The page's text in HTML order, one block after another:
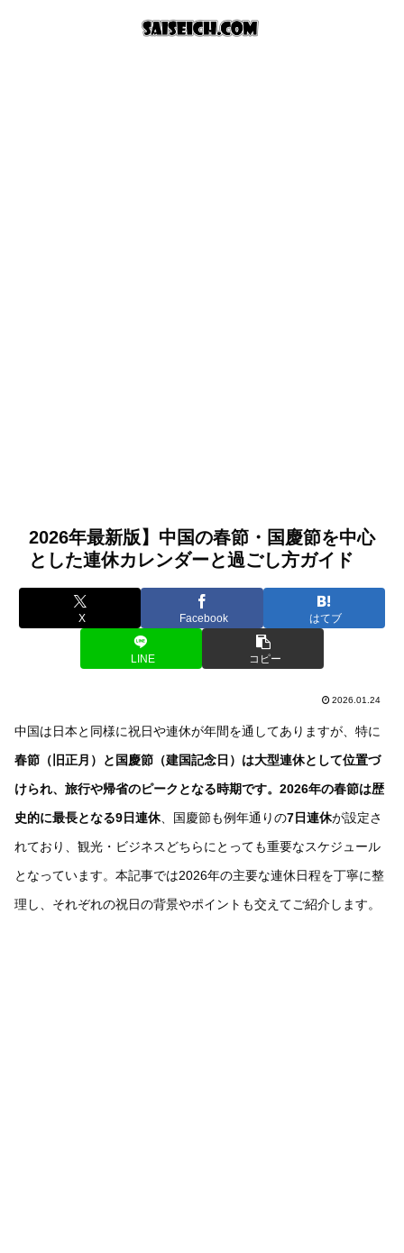
2026年最新版】中国の春節・国慶節を中心
とした連休カレンダーと過ごし方ガイド
X Facebook はてブ
LINE コピー
2026.01.24
中国は日本と同様に祝日や連休が年間を通してありますが、特に
春節（旧正月）と国慶節（建国記念日）は大型連休として位置づ
けられ、旅行や帰省のピークとなる時期です。2026年の春節は歴
史的に最長となる9日連休、国慶節も例年通りの7日連休が設定さ
れており、観光・ビジネスどちらにとっても重要なスケジュール
となっています。本記事では2026年の主要な連休日程を丁寧に整
理し、それぞれの祝日の背景やポイントも交えてご紹介します。